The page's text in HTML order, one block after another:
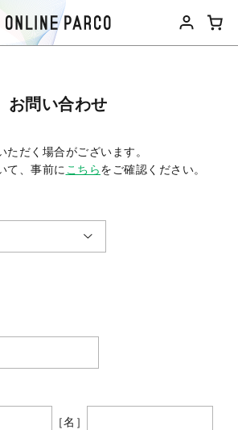
お問い合わせ
ただく場合がございます。
て、事前に こちらをご確認ください。​
［名］